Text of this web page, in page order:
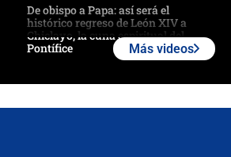
De obispo a Papa: así será el
histórico regreso de León XIV a
Chiclayo, la cuna espiritual del
Pontífice
Más videos